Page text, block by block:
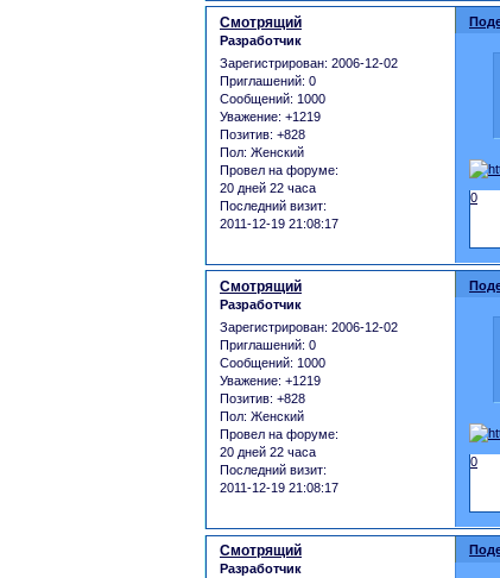
Смотрящий
Разработчик
Зарегистрирован: 2006-12-02
Приглашений: 0
Сообщений: 1000
Уважение: +1219
Позитив: +828
Пол: Женский
Провел на форуме:
20 дней 22 часа
Последний визит:
2011-12-19 21:08:17
0
Смотрящий
Разработчик
Зарегистрирован: 2006-12-02
Приглашений: 0
Сообщений: 1000
Уважение: +1219
Позитив: +828
Пол: Женский
Провел на форуме:
20 дней 22 часа
Последний визит:
2011-12-19 21:08:17
0
Смотрящий
Разработчик